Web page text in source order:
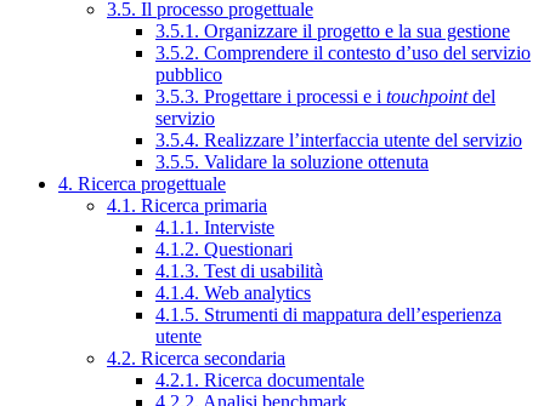
3.5. Il processo progettuale
3.5.1. Organizzare il progetto e la sua gestione
3.5.2. Comprendere il contesto d’uso del servizio
pubblico
3.5.3. Progettare i processi e i touchpointdel
servizio
3.5.4. Realizzare l’interfaccia utente del servizio
3.5.5. Validare la soluzione ottenuta
4. Ricerca progettuale
4.1. Ricerca primaria
4.1.1. Interviste
4.1.2. Questionari
4.1.3. Test di usabilità
4.1.4. Web analytics
4.1.5. Strumenti di mappatura dell’esperienza
utente
4.2. Ricerca secondaria
4.2.1. Ricerca documentale
4.2.2. Analisi benchmark